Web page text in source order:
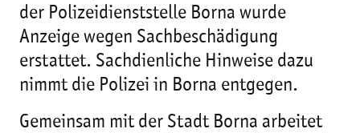
der Polizeidienststelle Borna wurde
Anzeige wegen Sachbeschädigung
erstattet. Sachdienliche Hinweise dazu
nimmt die Polizei in Borna entgegen.
Gemeinsam mit der Stadt Borna arbeitet